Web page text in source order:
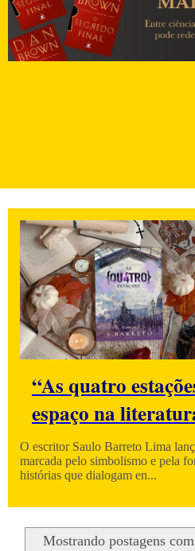
“As quatro
espaço na
O escritor Saulo Barreto Lima
marcada pelo simbolismo e pela
histórias que dialogam en...
Mostrando postagens